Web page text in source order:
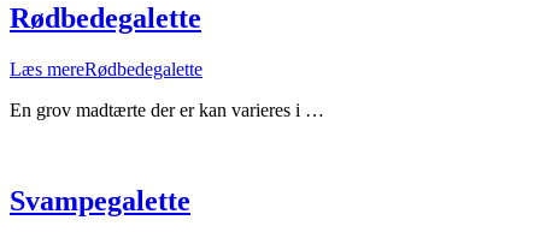
Rødbedegalette
Læs mereRødbedegalette
En grov madtærte der er kan varieres i …
Svampegalette